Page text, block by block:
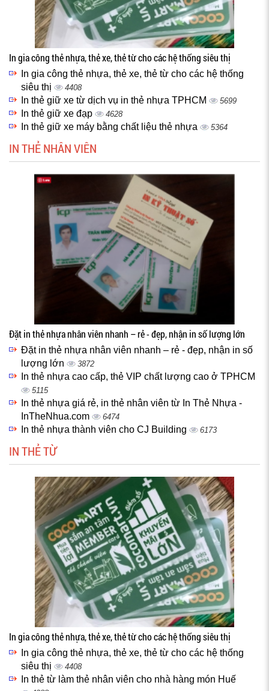
In gia công thẻ nhựa, thẻ xe, thẻ từ cho các hệ thống siêu thị
In gia công thẻ nhựa, thẻ xe, thẻ từ cho các hệ thống
siêu thị
4408
In thẻ giữ xe từ dịch vụ in thẻ nhựa TPHCM 5699
In thẻ giữ xe đạp 4628
In thẻ giữ xe máy bằng chất liệu thẻ nhựa 5364
IN THẺ NHÂN VIÊN
Đặt in thẻ nhựa nhân viên nhanh – rẻ - đẹp, nhận in số lượng lớn
Đặt in thẻ nhựa nhân viên nhanh – rẻ - đẹp, nhận in số
lượng lớn
3872
In thẻ nhựa cao cấp, thẻ VIP chất lượng cao ở TPHCM
5115
In thẻ nhựa giá rẻ, in thẻ nhân viên từ In Thẻ Nhựa -
InTheNhua.com
6474
In thẻ nhựa thành viên cho CJ Building 6173
IN THẺ TỪ
In gia công thẻ nhựa, thẻ xe, thẻ từ cho các hệ thống siêu thị
In gia công thẻ nhựa, thẻ xe, thẻ từ cho các hệ thống
siêu thị
4408
In thẻ từ làm thẻ nhân viên cho nhà hàng món Huế